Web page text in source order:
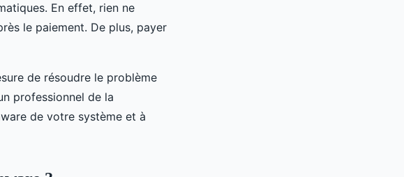
En effet, rien ne
le paiement. De plus, payer
de résoudre le problème
professionnel de la
de votre système et à